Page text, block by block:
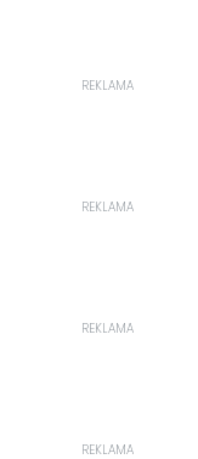
REKLAMA
REKLAMA
REKLAMA
REKLAMA